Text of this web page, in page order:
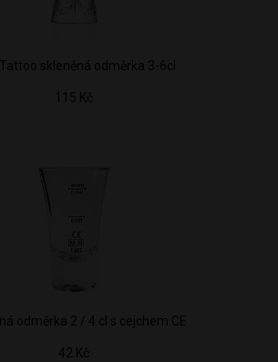
Tattoo skleněná odměrka 3-6cl
115 Kč
odměrka 2 / 4 cl s cejchem CE
42 Kč